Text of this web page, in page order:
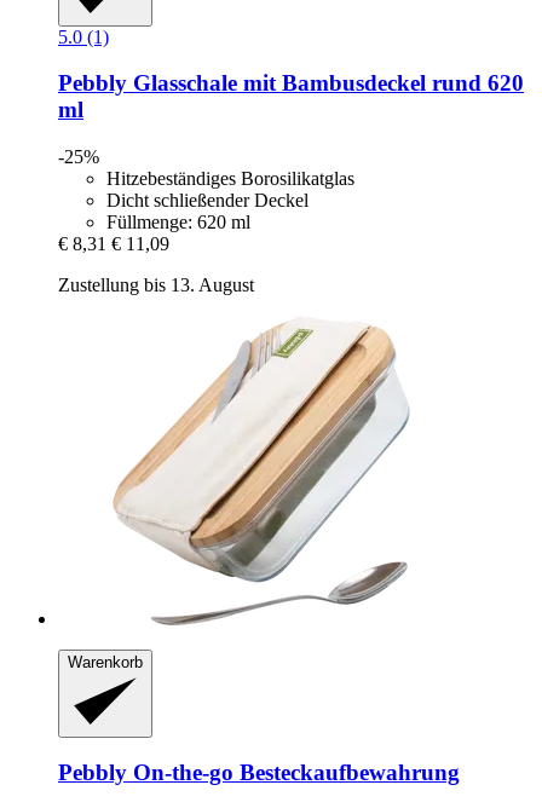
5.0 (1)
Pebbly Glasschale mit Bambusdeckel rund 620
ml
-25%
Hitzebeständiges Borosilikatglas
Dicht schließender Deckel
Füllmenge: 620 ml
€ 8,31 € 11,09
Zustellung bis 13. August
Warenkorb
Pebbly On-​the-​go Besteckaufbewahrung